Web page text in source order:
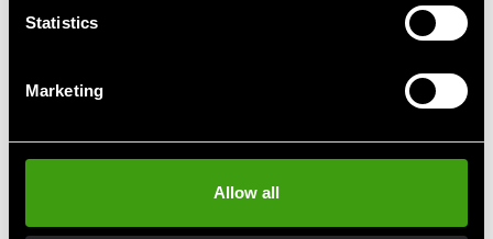
Statistics
Marketing
Allow all
75 SEK
Budo-Nord Monbelt Grøn
75 SEK